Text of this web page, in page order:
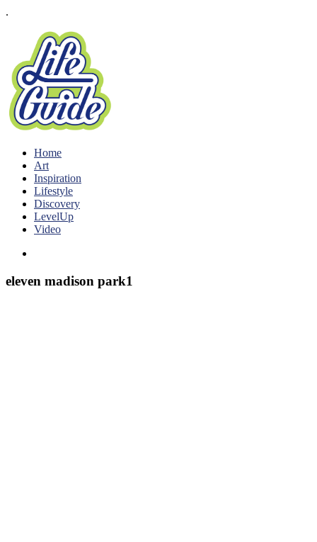
.
Home
Art
Inspiration
Lifestyle
Discovery
LevelUp
Video
eleven madison park1